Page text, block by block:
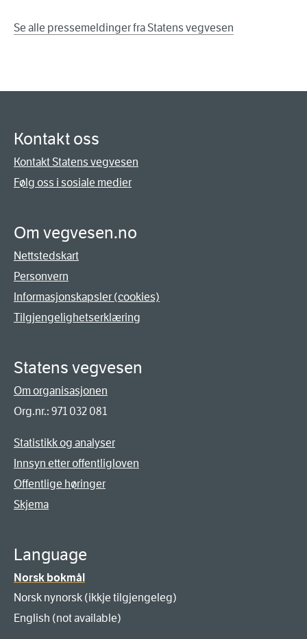
Se alle pressemeldinger fra Statens vegvesen
Kontakt oss
Kontakt Statens vegvesen
Følg oss i sosiale medier
Om vegvesen.no
Nettstedskart
Personvern
Informasjonskapsler (cookies)
Tilgjengelighetserklæring
Statens vegvesen
Om organisasjonen
Org.nr.: 971 032 081
Statistikk og analyser
Innsyn etter offentligloven
Offentlige høringer
Skjema
Language
Norsk bokmål
Norsk nynorsk (ikkje tilgjengeleg)
English (not available)